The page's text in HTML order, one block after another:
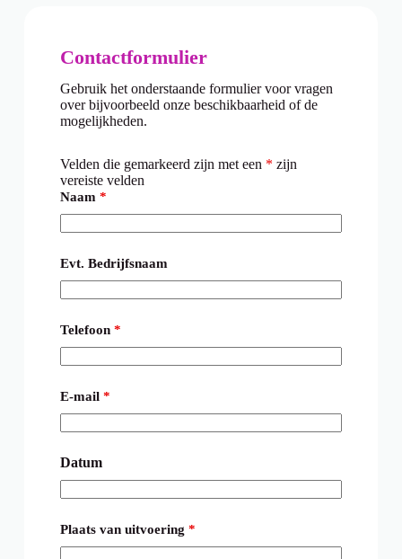
Contactformulier
Gebruik het onderstaande formulier voor vragen
over bijvoorbeeld onze beschikbaarheid of de
mogelijkheden.
Velden die gemarkeerd zijn met een * zijn
vereiste velden
Naam *
Evt. Bedrijfsnaam
Telefoon *
E-mail *
Datum
Plaats van uitvoering *